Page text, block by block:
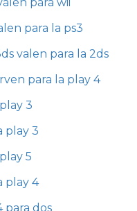
para la ps3
valen para la 2ds
para la play 4
3
play 3
5
play 4
para dos